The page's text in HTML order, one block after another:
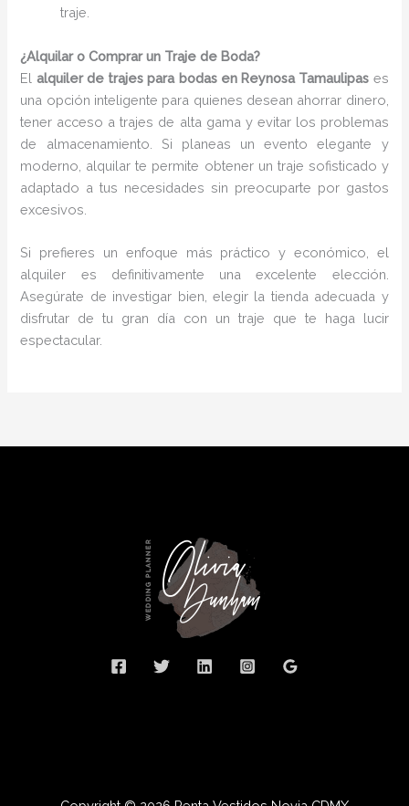
traje.
¿Alquilar o Comprar un Traje de Boda?
El alquiler de trajes para bodas en Reynosa Tamaulipas es
una opción inteligente para quienes desean ahorrar dinero,
tener acceso a trajes de alta gama y evitar los problemas
de almacenamiento. Si planeas un evento elegante y
moderno, alquilar te permite obtener un traje sofisticado y
adaptado a tus necesidades sin preocuparte por gastos
excesivos.
Si prefieres un enfoque más práctico y económico, el
alquiler es definitivamente una excelente elección.
Asegúrate de investigar bien, elegir la tienda adecuada y
disfrutar de tu gran día con un traje que te haga lucir
espectacular.